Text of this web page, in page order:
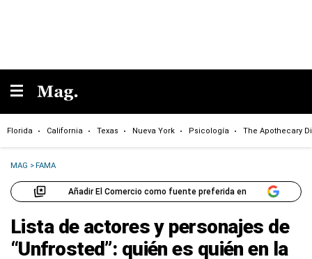
Florida California Texas Nueva York Psicología The Apothecary
MAG >FAMA
Añadir El Comercio como fuente preferida en
Lista de actores y personajes de
“Unfrosted”: quién es quién en la